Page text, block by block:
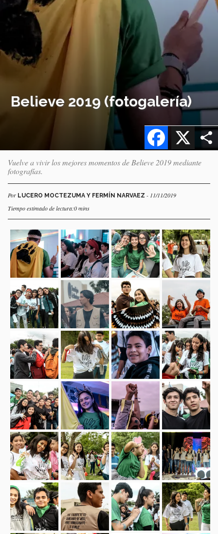
Believe 2019 (fotogalería)
X
Facebook
Vuelve a vivir los mejores momentos de Believe 2019 mediante
fotografías.
Por LUCERO MOCTEZUMA Y FERMÍN NARVAEZ - 11/11/2019
Tiempo estimado de lectura:0 mins